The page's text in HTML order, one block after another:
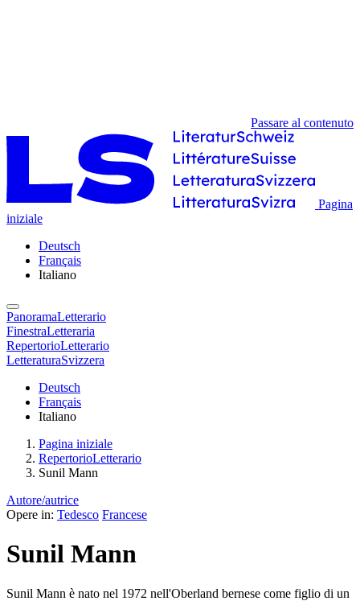
Passare al contenuto
Pagina
iniziale
Deutsch
Français
Italiano
PanoramaLetterario
FinestraLetteraria
RepertorioLetterario
LetteraturaSvizzera
Deutsch
Français
Italiano
Pagina iniziale
RepertorioLetterario
Sunil Mann
Autore/autrice
Opere in: Tedesco Francese
Sunil Mann
Sunil Mann è nato nel 1972 nell'Oberland bernese come figlio di un